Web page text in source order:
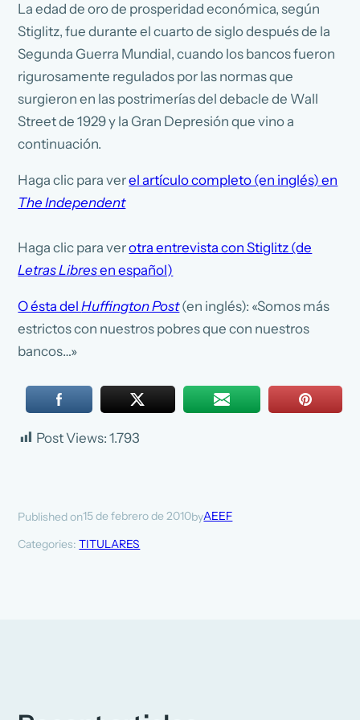
La edad de oro de prosperidad económica, según
Stiglitz, fue durante el cuarto de siglo después de la
Segunda Guerra Mundial, cuando los bancos fueron
rigurosamente regulados por las normas que
surgieron en las postrimerías del debacle de Wall
Street de 1929 y la Gran Depresión que vino a
continuación.
Haga clic para verel artículo completo (en inglés) en
The Independent
Haga clic para verotra entrevista con Stiglitz (de
Letras Libresen español)
O ésta delHuffington Post(en inglés): «Somos más
estrictos con nuestros pobres que con nuestros
bancos…»
Post Views: 1.793
Published on15 de febrero de 2010byAEEF
Categories:TITULARES